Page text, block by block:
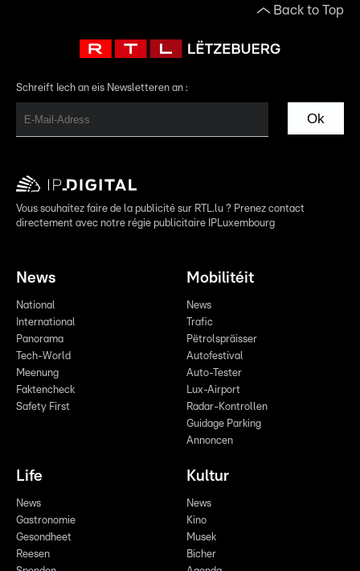
Back to Top
Schreift Iech an eis Newsletteren an :
Ok
Vous souhaitez faire de la publicité sur RTL.lu ? Prenez contact
directement avec notre régie publicitaire IPLuxembourg
News
National
International
Panorama
Tech-World
Meenung
Faktencheck
Safety First
Mobilitéit
News
Trafic
Pëtrolspräisser
Autofestival
Auto-Tester
Lux-Airport
Radar-Kontrollen
Guidage Parking
Annoncen
Life
News
Gastronomie
Gesondheet
Reesen
Kultur
News
Kino
Musek
Bicher